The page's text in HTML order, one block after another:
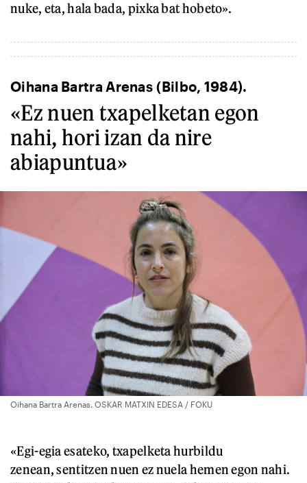
nuke, eta, hala bada, pixka bat hobeto».
Oihana Bartra Arenas (Bilbo, 1984).
«Ez nuen txapelketan egon
nahi, hori izan da nire
abiapuntua»
Oihana Bartra Arenas. OSKAR MATXIN EDESA / FOKU
«Egi-egia esateko, txapelketa hurbildu
zenean, sentitzen nuen ez nuela hemen egon nahi.